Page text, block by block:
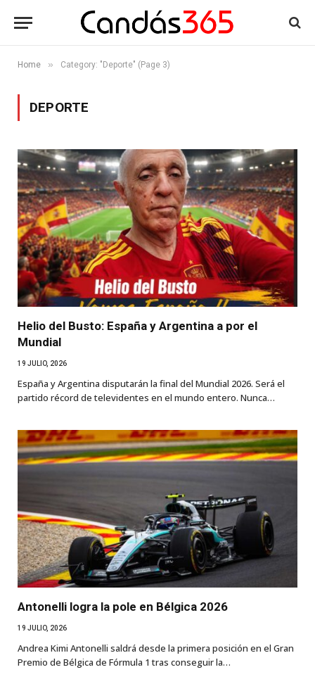
Home » Category: "Deporte" (Page 3)
DEPORTE
Helio del Busto: España y Argentina a por el
Mundial
19 JULIO, 2026
España y Argentina disputarán la final del Mundial 2026. Será el
partido récord de televidentes en el mundo entero. Nunca…
Antonelli logra la pole en Bélgica 2026
19 JULIO, 2026
Andrea Kimi Antonelli saldrá desde la primera posición en el Gran
Premio de Bélgica de Fórmula 1 tras conseguir la…